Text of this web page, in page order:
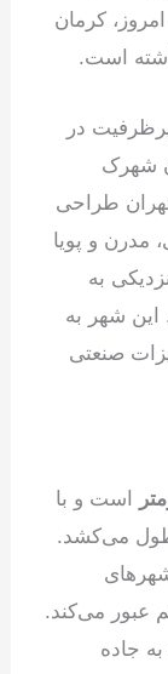
کرمان
است.
در
شهرک
طراحی
مدرن و پویا
به
شهر به
صنعتی
است و با
می‌کشد.
عبور می‌کند.
جاده